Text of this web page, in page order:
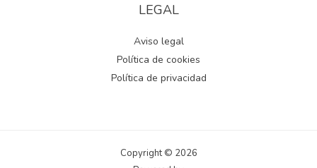
LEGAL
Aviso legal
Política de cookies
Política de privacidad
Copyright © 2026